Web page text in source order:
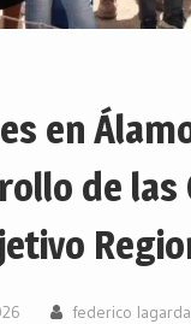
en
de
federico lagarda